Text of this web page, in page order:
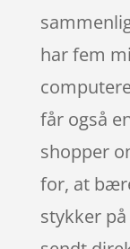
har fem
får også
shopper
for, at
stykker